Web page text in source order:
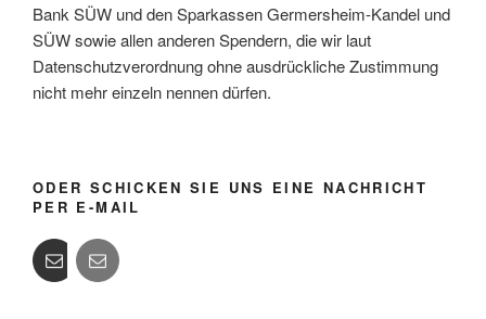
Bank SÜW und den Sparkassen Germersheim-Kandel und
SÜW sowie allen anderen Spendern, die wir laut
Datenschutzverordnung ohne ausdrückliche Zustimmung
nicht mehr einzeln nennen dürfen.
ODER SCHICKEN SIE UNS EINE NACHRICHT
PER E-MAIL